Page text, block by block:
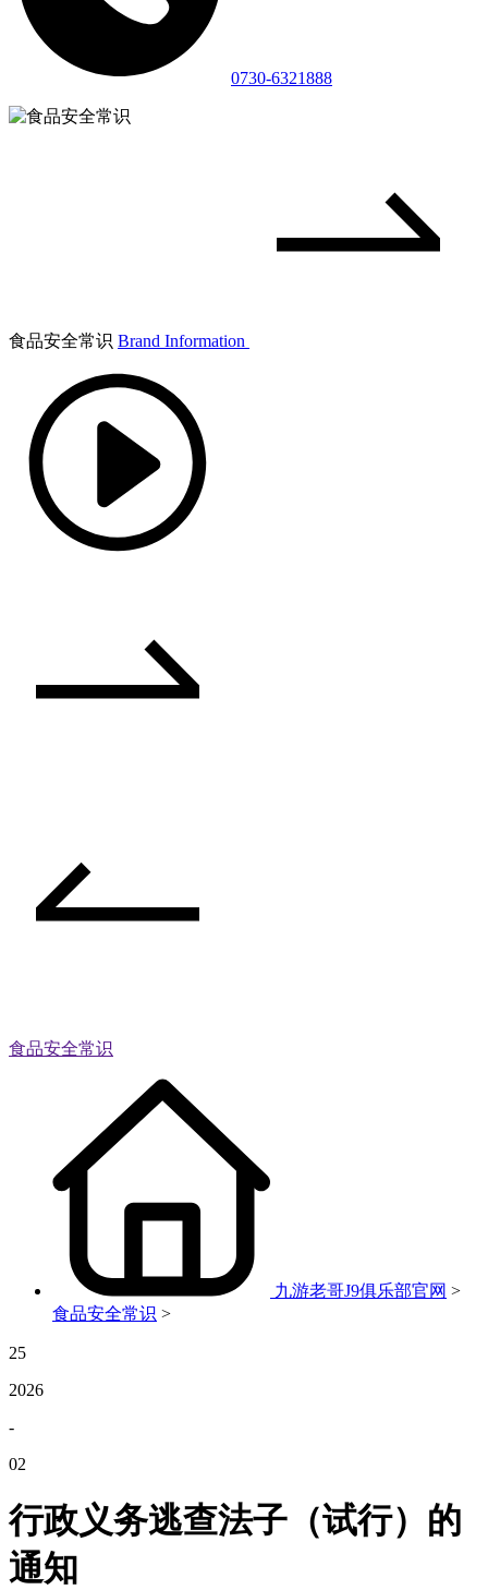
0730-6321888
食品安全常识 Brand Information
食品安全常识
九游老哥J9俱乐部官网 >
食品安全常识 >
25
2026
-
02
行政义务逃查法子（试行）的
通知